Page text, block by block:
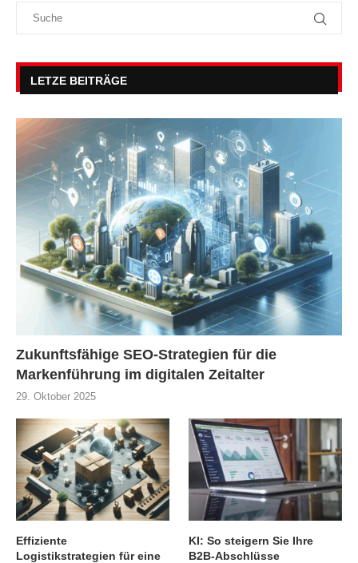
LETZE BEITRÄGE
Zukunftsfähige SEO-Strategien für die
Markenführung im digitalen Zeitalter
29. Oktober 2025
Effiziente
Logistikstrategien für eine
KI: So steigern Sie Ihre
B2B-Abschlüsse